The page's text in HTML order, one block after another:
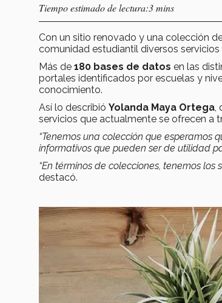
Tiempo estimado de lectura:3 mins
Con un sitio renovado y una colección
comunidad estudiantil diversos
Más de 180 bases de datos en las
portales identificados por escuelas y
conocimiento.
Así lo describió Yolanda Maya Ortega
servicios que actualmente se ofrecen a
“Tenemos una colección que esperamos
informativos que pueden ser de utilidad
“En términos de colecciones, tenemos los
destacó.